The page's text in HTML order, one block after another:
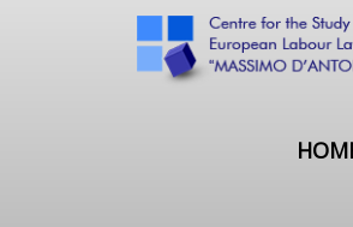
Skip to main content